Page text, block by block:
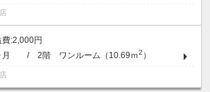
2,000円
/ 2階 ワンルーム（10.69ｍ2 ）